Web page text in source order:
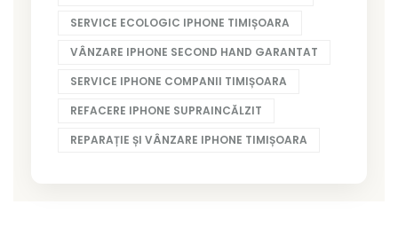
SERVICE ECOLOGIC IPHONE TIMIȘOARA
VÂNZARE IPHONE SECOND HAND GARANTAT
SERVICE IPHONE COMPANII TIMIȘOARA
REFACERE IPHONE SUPRAINCĂLZIT
REPARAȚIE ȘI VÂNZARE IPHONE TIMIȘOARA